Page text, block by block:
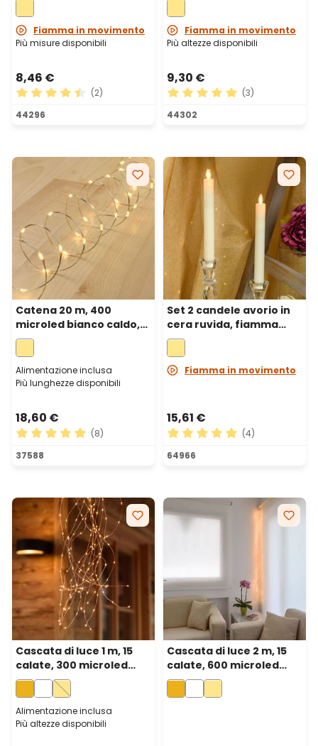
Fiamma in movimento
Più misure disponibili
8,46 €
Valutazione media di 4.5 su 5 stelle
(2)
44296
Fiamma in movimento
Più altezze disponibili
9,30 €
Valutazione media di 5 su
(3)
44302
Catena 20 m, 400
microled bianco caldo,
cavo metal argento
Alimentazione inclusa
Più lunghezze disponibili
18,60 €
Valutazione media di 4.88 su 5 stelle
(8)
37588
Set 2 candele avorio in
cera ruvida, fiamma
mobile, h 23 cm, Ø 2,5
cm, led bianco caldo
Fiamma in movimento
15,61 €
Valutazione media di 5 su
(4)
64966
Cascata di luce 1 m, 15
calate, 300 microled
bianco extra caldo, cavo
metal rame
Alimentazione inclusa
Più altezze disponibili
Cascata di luce 2 m, 15
calate, 600 microled
bianco extra caldo, cavo
metal rame